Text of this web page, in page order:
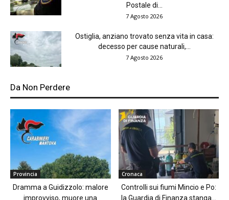
Postale di...
7 Agosto 2026
Ostiglia, anziano trovato senza vita in casa:
decesso per cause naturali,...
7 Agosto 2026
Da Non Perdere
Provincia
Dramma a Guidizzolo: malore
improvviso, muore una
Cronaca
Controlli sui fiumi Mincio e Po:
la Guardia di Finanza stanga...